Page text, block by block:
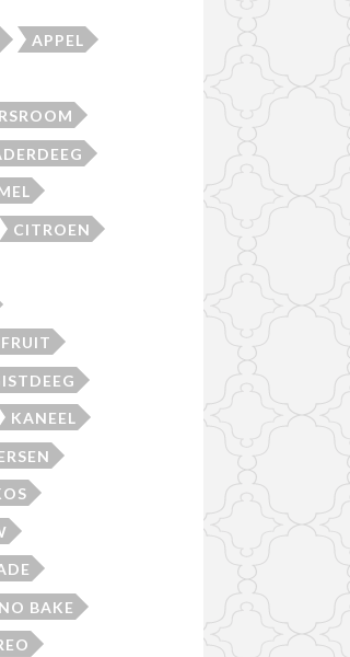
APPEL
CITROEN
FRUIT
KANEEL
NO BAKE